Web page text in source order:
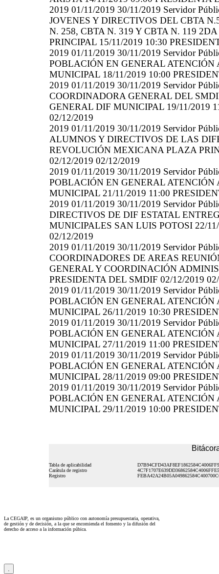
2019 01/11/2019 30/11/2019 Servidor
JOVENES Y DIRECTIVOS DEL CBTA
N. 258, CBTA N. 319 Y CBTA N. 119
PRINCIPAL 15/11/2019 10:30
2019 01/11/2019 30/11/2019 Servidor
POBLACIÓN EN GENERAL
MUNICIPAL 18/11/2019 10:00
2019 01/11/2019 30/11/2019 Servidor
COORDINADORA GENERAL DEL
GENERAL DIF MUNICIPAL 19/11/2019
02/12/2019
2019 01/11/2019 30/11/2019 Servidor
ALUMNOS Y DIRECTIVOS DE LAS
REVOLUCIÓN MEXICANA PLAZA
02/12/2019 02/12/2019
2019 01/11/2019 30/11/2019 Servidor
POBLACIÓN EN GENERAL
MUNICIPAL 21/11/2019 11:00
2019 01/11/2019 30/11/2019 Servidor
DIRECTIVOS DE DIF ESTATAL
MUNICIPALES SAN LUIS POTOSI 22/
02/12/2019
2019 01/11/2019 30/11/2019 Servidor
COORDINADORES DE AREAS
GENERAL Y COORDINACIÓN
PRESIDENTA DEL SMDIF 02/12/2019
2019 01/11/2019 30/11/2019 Servidor
POBLACIÓN EN GENERAL
MUNICIPAL 26/11/2019 10:30
2019 01/11/2019 30/11/2019 Servidor
POBLACIÓN EN GENERAL
MUNICIPAL 27/11/2019 11:00
2019 01/11/2019 30/11/2019 Servidor
POBLACIÓN EN GENERAL
MUNICIPAL 28/11/2019 09:00
2019 01/11/2019 30/11/2019 Servidor
POBLACIÓN EN GENERAL
MUNICIPAL 29/11/2019 10:00
Tabla de aplicabilidad
Carátula de registro
Registro
La CEGAIP, es un organismo público con autonomía presupuestaria, operativa,
de gestión y de decisión, a la que se encomienda el fomento y la difusión del
derecho de acceso a la información púbica.